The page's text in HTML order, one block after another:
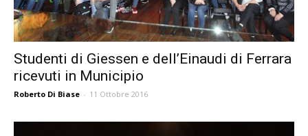
Studenti di Giessen e dell’Einaudi di Ferrara
ricevuti in Municipio
Roberto Di Biase - 11 Ottobre 2016